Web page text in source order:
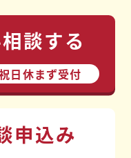
談する
⽇休まず受付
申込み